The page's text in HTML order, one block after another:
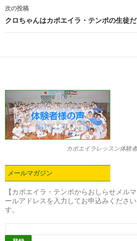
ビ
ゲ
シ
ン
次の投稿
クロちゃんはカポエイラ・テンポの生徒
カポエイラレッスン体験
メールマガジン
【カポエイラ・テンポからおしらせメル
ールアドレスを入力してお申込みくださ
す。